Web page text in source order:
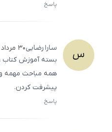
پاسخ
س سارارضایی۳۰ مرداد ۱۴۰۳
بسته آموزش
همه مباحث مهمه و
پیشرفت کردن.
پاسخ